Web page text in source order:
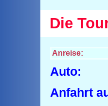
Die
Anreise:
Auto:
Anfahrt